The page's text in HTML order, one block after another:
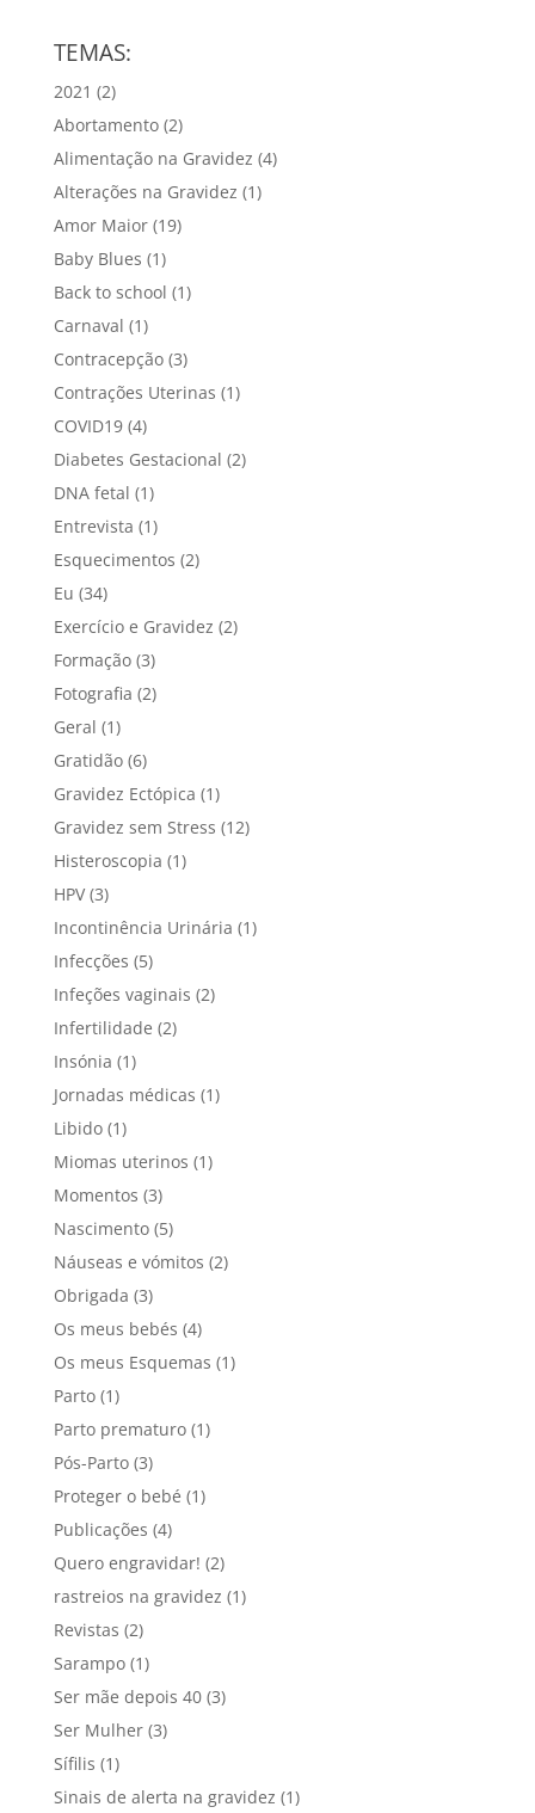
TEMAS:
2021 (2)
Abortamento(2)
Alimentação na Gravidez (4)
Alterações na Gravidez (1)
Amor Maior(19)
Baby Blues (1)
Back to school (1)
Carnaval (1)
Contracepção(3)
Contrações Uterinas (1)
COVID19(4)
Diabetes Gestacional (2)
DNA fetal (1)
Entrevista (1)
Esquecimentos (2)
Eu (34)
Exercício e Gravidez (2)
Formação(3)
Fotografia (2)
Geral (1)
Gratidão(6)
Gravidez Ectópica (1)
Gravidez sem Stress (12)
Histeroscopia (1)
HPV(3)
Incontinência Urinária (1)
Infecções (5)
Infeções vaginais (2)
Infertilidade (2)
Insónia (1)
Jornadas médicas (1)
Libido(1)
Miomas uterinos (1)
Momentos (3)
Nascimento(5)
Náuseas e vómitos (2)
Obrigada (3)
Os meus bebés (4)
Os meus Esquemas (1)
Parto(1)
Parto prematuro(1)
Pós-Parto(3)
Proteger o bebé (1)
Publicações (4)
Quero engravidar! (2)
rastreios na gravidez (1)
Revistas (2)
Sarampo(1)
Ser mãe depois 40(3)
Ser Mulher(3)
Sífilis (1)
Sinais de alerta na gravidez (1)